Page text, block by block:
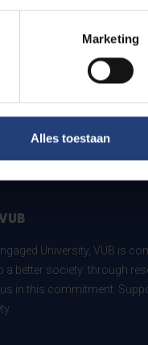
Marketing
Alles toestaan
University, VUB is
a better society: through
in this commitment.